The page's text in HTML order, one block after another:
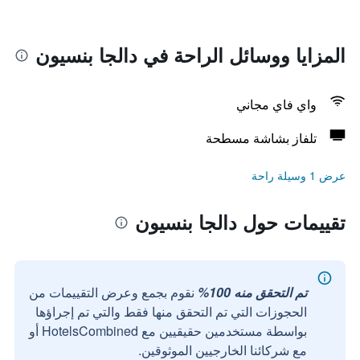
المزايا ووسائل الراحة في دالجا بنسيون
واي فاي مجاني
تلفاز بشاشة مسطحة
عرض 1 وسيلة راحة
تقييمات حول دالجا بنسيون
تم التحقق منه 100%
نقوم بجمع وعرض التقييمات من
الحجوزات التي تم التحقق منها فقط والتي تم إجراؤها
بواسطة مستخدمين حقيقيين مع HotelsCombined أو
مع شركائنا الخارجيين الموثوقين.